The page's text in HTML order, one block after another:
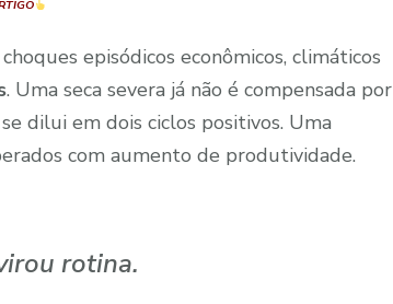
episódicos econômicos, climáticos
. Uma seca severa já não é compensada por
dilui em dois ciclos positivos. Uma
com aumento de produtividade.
rotina.